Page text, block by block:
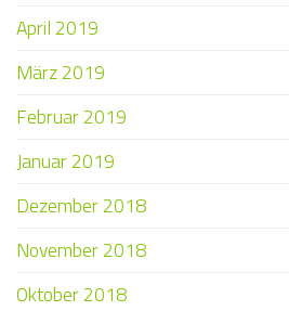
April 2019
März 2019
Februar 2019
Januar 2019
Dezember 2018
November 2018
Oktober 2018